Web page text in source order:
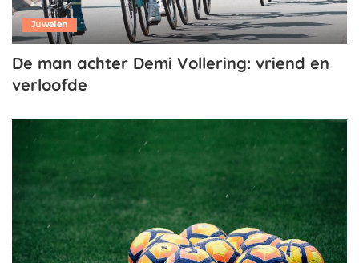
Juwelen
De man achter Demi Vollering: vriend en
verloofde